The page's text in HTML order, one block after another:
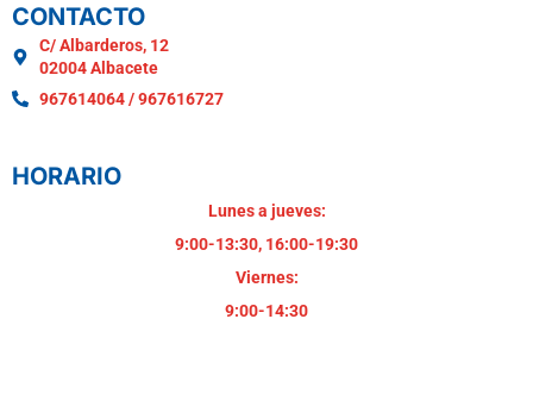
CONTACTO
C/ Albarderos, 12
02004 Albacete
967614064 / 967616727
HORARIO
Lunes a jueves:
9:00-13:30, 16:00-19:30
Viernes:
9:00-14:30